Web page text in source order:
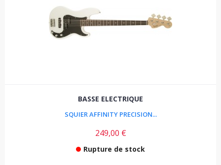
BASSE ELECTRIQUE
SQUIER AFFINITY PRECISION...
249,00 €
Rupture de stock